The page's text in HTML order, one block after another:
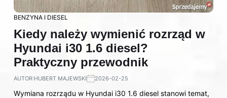
BENZYNA I DIESEL
Kiedy należy wymienić rozrząd w
Hyundai i30 1.6 diesel?
Praktyczny przewodnik
AUTOR:HUBERT MAJEWSKI 2026-02-25
Wymiana rozrządu w Hyundai i30 1.6 diesel stanowi temat,